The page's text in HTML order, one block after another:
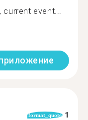
current event...
format_quote 1